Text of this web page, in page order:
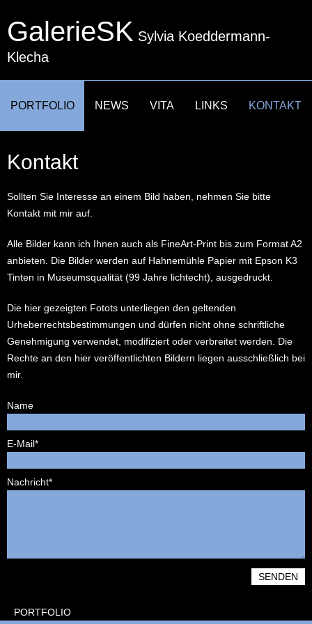
GalerieSK Sylvia Koeddermann-
Klecha
PORTFOLIO NEWS VITA LINKS KONTAKT
Kontakt
Sollten Sie Interesse an einem Bild haben, nehmen Sie bitte
Kontakt mit mir auf.
Alle Bilder kann ich Ihnen auch als FineArt-Print bis zum Format A2
anbieten. Die Bilder werden auf Hahnemühle Papier mit Epson K3
Tinten in Museumsqualität (99 Jahre lichtecht), ausgedruckt.
Die hier gezeigten Fotots unterliegen den geltenden
Urheberrechtsbestimmungen und dürfen nicht ohne schriftliche
Genehmigung verwendet, modifiziert oder verbreitet werden. Die
Rechte an den hier veröffentlichten Bildern liegen ausschließlich bei
mir.
Name
Pflichtfeld
E-Mail*
Pflichtfeld
Nachricht*
PORTFOLIO